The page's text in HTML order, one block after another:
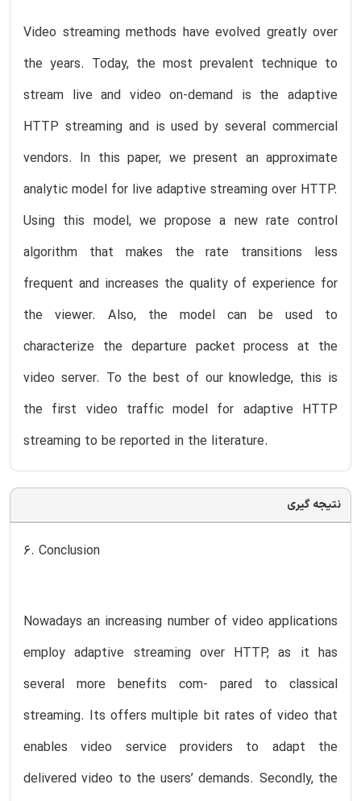
Video streaming methods have evolved greatly over
the years. Today, the most prevalent technique to
stream live and video on-demand is the adaptive
HTTP streaming and is used by several commercial
vendors. In this paper, we present an approximate
analytic model for live adaptive streaming over HTTP.
Using this model, we propose a new rate control
algorithm that makes the rate transitions less
frequent and increases the quality of experience for
the viewer. Also, the model can be used to
characterize the departure packet process at the
video server. To the best of our knowledge, this is
the first video traffic model for adaptive HTTP
streaming to be reported in the literature.
نتیجه گیری
6. Conclusion
Nowadays an increasing number of video applications
employ adaptive streaming over HTTP, as it has
several more benefits com- pared to classical
streaming. Its offers multiple bit rates of video that
enables video service providers to adapt the
delivered video to the users’ demands. Secondly, the